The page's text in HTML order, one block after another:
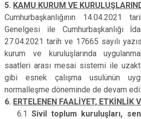
5. KAMU KURUM VE
Cumhurbaşkanlığının 14.04.2021
Genelgesi ile Cumhurbaşkanlığı
27.04.2021 tarih ve 17665 sayılı
kurum ve kuruluşlarında
saatleri arası mesai sistemi ile
gibi esnek çalışma usulünün
normalleşme döneminde de devam
6. ERTELENEN FAALİYET, ETKİNLİK
6.1 Sivil toplum kuruluşları,